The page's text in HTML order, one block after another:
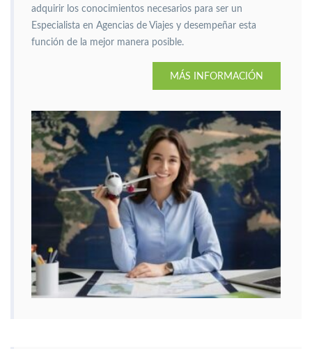
adquirir los conocimientos necesarios para ser un
Especialista en Agencias de Viajes y desempeñar esta
función de la mejor manera posible.
MÁS INFORMACIÓN